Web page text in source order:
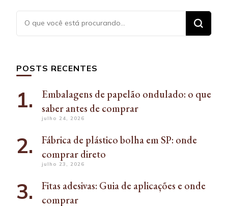
POSTS RECENTES
Embalagens de papelão ondulado: o que
saber antes de comprar
julho 24, 2026
Fábrica de plástico bolha em SP: onde
comprar direto
julho 23, 2026
Fitas adesivas: Guia de aplicações e onde
comprar